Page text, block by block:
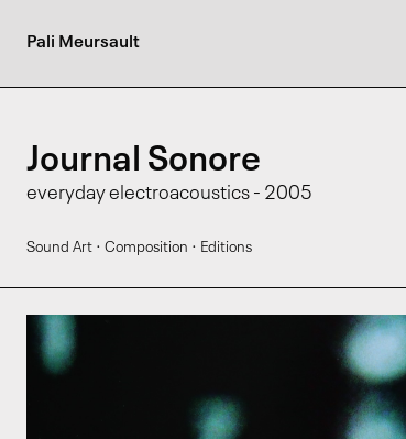
Pali Meursault
Journal Sonore
everyday electroacoustics - 2005
Sound Art · Composition · Editions